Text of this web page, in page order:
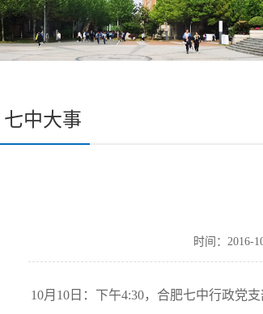
七中大事
时间：2016-
10月 10日：下午4:30，合肥七中行政党